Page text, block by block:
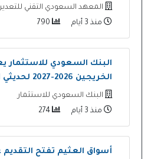
المعهد السعودي التقني
منذ 3 أيام
البنك السعودي للاستثمار
الخريجين 2026-2027 لحديثي التخرج
البنك السعودي للاستثمار
منذ 3 أيام
أسواق العثيم تفتح